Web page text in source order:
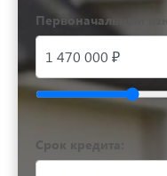
Первоначальный